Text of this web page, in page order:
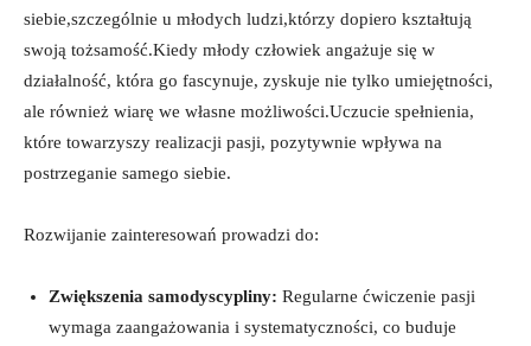
siebie,szczególnie u młodych ludzi,którzy dopiero⁢ kształtują
swoją tożsamość.Kiedy młody człowiek ‌angażuje się w‌
działalność,⁢ która go ‍fascynuje,​ zyskuje nie tylko umiejętności,⁤
ale również wiarę we własne możliwości.Uczucie‍ spełnienia,
które towarzyszy realizacji pasji,⁤ pozytywnie wpływa na
postrzeganie samego siebie.
Rozwijanie zainteresowań prowadzi do:
Zwiększenia​ samodyscypliny: Regularne ćwiczenie pasji
wymaga zaangażowania i systematyczności, co ⁢buduje